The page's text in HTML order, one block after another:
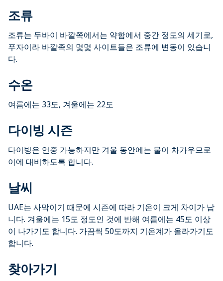
조류
조류는 두바이 바깥쪽에서는 약함에서 중간 정도의 세기로,
푸자이라 바깥족의 몇몇 사이트들은 조류에 변동이 있습니
다.
수온
여름에는 33도, 겨울에는 22도
다이빙 시즌
다이빙은 연중 가능하지만 겨울 동안에는 물이 차가우므로
이에 대비하도록 합니다.
날씨
UAE는 사막이기 때문에 시즌에 따라 기온이 크게 차이가 납
니다. 겨울에는 15도 정도인 것에 반해 여름에는 45도 이상
이 나가기도 합니다. 가끔씩 50도까지 기온계가 올라가기도
합니다.
찾아가기